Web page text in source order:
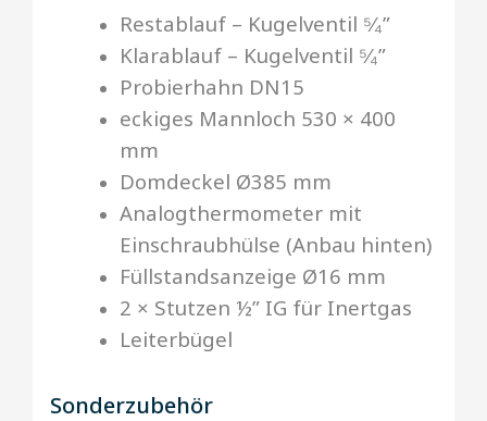
Restablauf – Kugelventil ⁵⁄₄”
Klarablauf – Kugelventil ⁵⁄₄”
Probierhahn DN15
eckiges Mannloch 530 × 400
mm
Domdeckel Ø385 mm
Analogthermometer mit
Einschraubhülse (Anbau hinten)
Füllstandsanzeige Ø16 mm
2 × Stutzen ½” IG für Inertgas
Leiterbügel
Sonderzubehör